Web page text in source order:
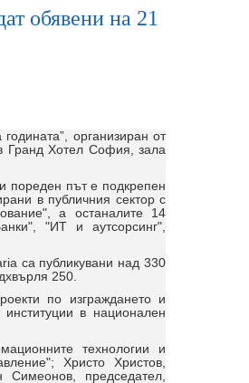
обявени на 21
организиран от
Гранд Хотел София, зала
пореден път е подкрепен
в публичния сектор с
а останалите 14
"ИТ и аутсорсинг",
са публикувани над 330
250.
по изграждането и
в национален
технологии и
Христо Христов,
Симеонов, председател,